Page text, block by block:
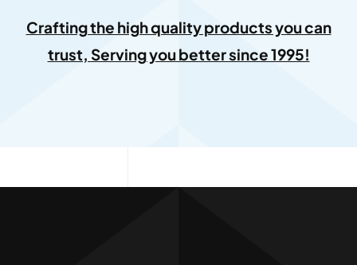
Crafting the high quality products you can
trust, Serving you better since 1995!